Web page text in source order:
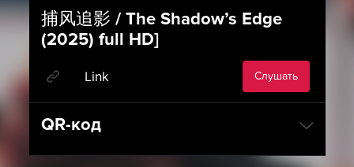
捕风追影 / The Shadow’s Edge
(2025) full HD]
Link Слушать
QR-код